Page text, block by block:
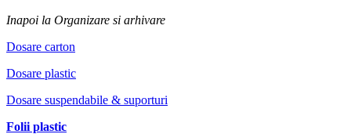
Inapoi la Organizare si arhivare
Dosare carton
Dosare plastic
Dosare suspendabile & suporturi
Folii plastic